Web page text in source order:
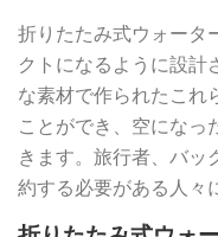
折りたたみ式ウォータ
クトになるように設計
な素材で作られたこれ
ことができ、空になっ
きます。旅行者、バッ
約する必要がある人々